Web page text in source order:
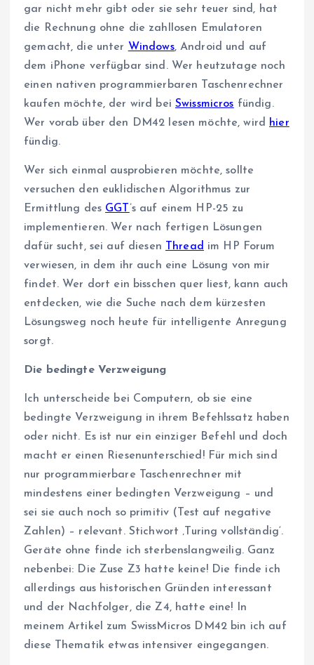
gar nicht mehr gibt oder sie sehr teuer sind, hat
die Rechnung ohne die zahllosen Emulatoren
gemacht, die unter Windows, Android und auf
dem iPhone verfügbar sind. Wer heutzutage noch
einen nativen programmierbaren Taschenrechner
kaufen möchte, der wird beiSwissmicros fündig.
Wer vorab über den DM42 lesen möchte, wird
hier
fündig.
Wer sich einmal ausprobieren möchte, sollte
versuchen den euklidischen Algorithmus zur
Ermittlung des GGT ’s auf einem HP-25 zu
implementieren. Wer nach fertigen Lösungen
dafür sucht, sei auf diesen
Thread im HP Forum
verwiesen, in dem ihr auch eine Lösung von mir
findet. Wer dort ein bisschen quer liest, kann auch
entdecken, wie die Suche nach dem kürzesten
Lösungsweg noch heute für intelligente Anregung
sorgt.
Die bedingte Verzweigung
Ich unterscheide bei Computern, ob sie eine
bedingte Verzweigung in ihrem Befehlssatz haben
oder nicht. Es ist nur ein einziger Befehl und doch
macht er einen Riesenunterschied! Für mich sind
nur programmierbare Taschenrechner mit
mindestens einer bedingten Verzweigung – und
sei sie auch noch so primitiv (Test auf negative
Zahlen) – relevant. Stichwort ‚Turing vollständig‘.
Geräte ohne finde ich sterbenslangweilig. Ganz
nebenbei: Die Zuse Z3 hatte keine! Die finde ich
allerdings aus historischen Gründen interessant
und der Nachfolger, die Z4, hatte eine! In
meinem Artikel zum SwissMicros DM42 bin ich auf
diese Thematik etwas intensiver eingegangen.